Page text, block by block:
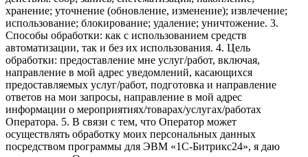
хранение; уточнение (обновление, изменение); извлечение;
использование; блокирование; удаление; уничтожение. 3.
Способы обработки: как с использованием средств
автоматизации, так и без их использования. 4. Цель
обработки: предоставление мне услуг/работ, включая,
направление в мой адрес уведомлений, касающихся
предоставляемых услуг/работ, подготовка и направление
ответов на мои запросы, направление в мой адрес
информации о мероприятиях/товарах/услугах/работах
Оператора. 5. В связи с тем, что Оператор может
осуществлять обработку моих персональных данных
посредством программы для ЭВМ «1С-Битрикс24», я даю